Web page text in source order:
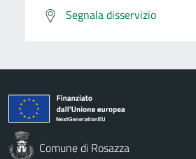
Segnala disservizio
Comune di Rosazza